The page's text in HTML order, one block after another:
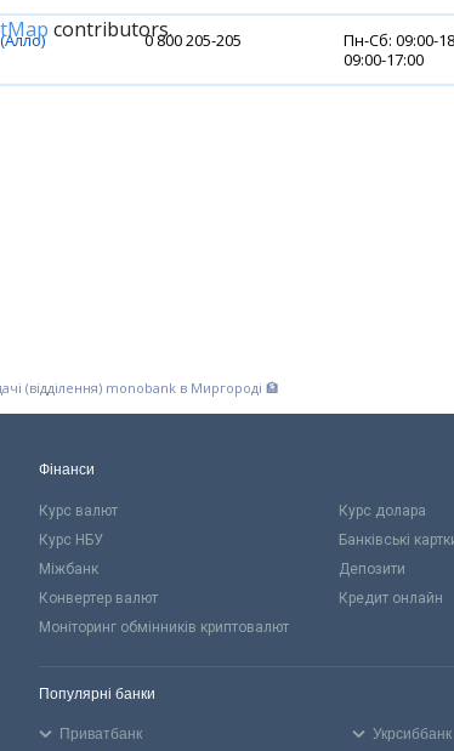
contributors.0 800 205-205
Пн-Сб: 09:00-
09:00-17:00
(відділення) monobank в Миргороді 🏦
Фінанси
Курс валют Курс долара
Курс НБУ
Банківські
Міжбанк
Депозити
Конвертер валют
Кредит онлайн
Моніторинг обмінників криптовалют
Популярні банки
Приватбанк Укрсиббанк